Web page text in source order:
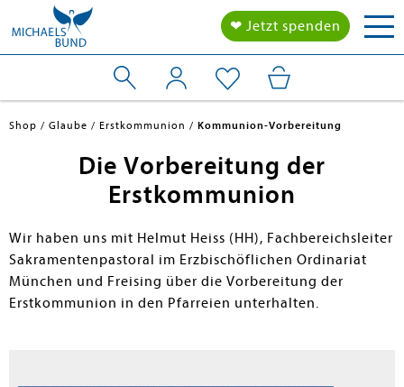
❤ Jetzt spenden
submenu
Shop Glaube Erstkommunion Kommunion-Vorbereitung
Die Vorbereitung der
Erstkommunion
Wir haben uns mit Helmut Heiss (HH), Fachbereichsleiter
Sakramentenpastoral im Erzbischöflichen Ordinariat
München und Freising über die Vorbereitung der
Erstkommunion in den Pfarreien unterhalten.